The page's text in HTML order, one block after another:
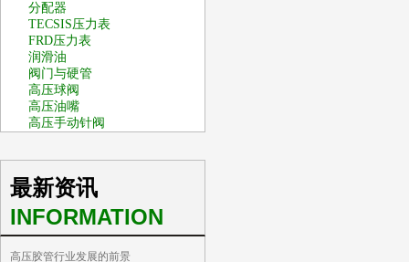
分配器
TECSIS压力表
FRD压力表
润滑油
阀门与硬管
高压球阀
高压油嘴
高压手动针阀
最新资讯
INFORMATION
高压胶管行业发展的前景